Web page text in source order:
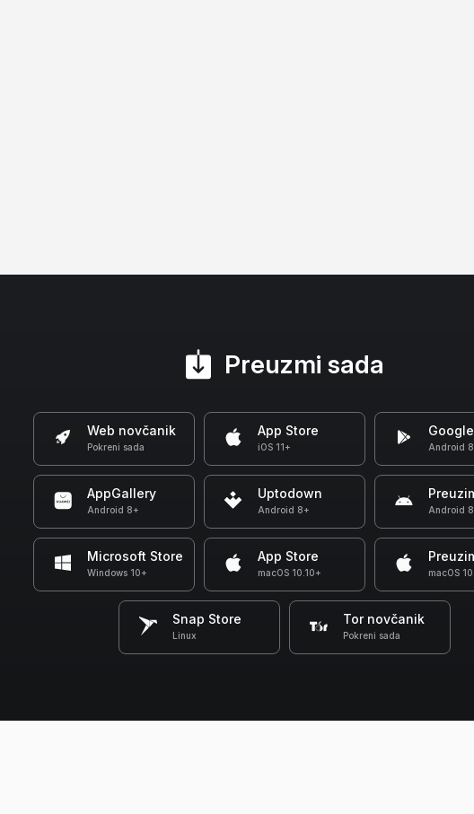
Preuzmi sada
Web novčanik
Pokreni sada
App Store
iOS 11+ Android
AppGallery
Android 8+
Uptodown
Android 8+ Android
Microsoft Store
Windows 10+
App Store
macOS 10.10+ macOS
Snap Store
Linux
Tor novčanik
Pokreni sada